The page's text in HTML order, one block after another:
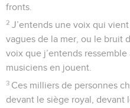
fronts.
2 J’entends une voix qui
vagues de la mer, ou le bruit
voix que j’entends
musiciens en jouent.
3 Ces milliers de personnes
devant le siège royal, devant